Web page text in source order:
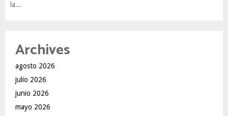
la...
Archives
agosto 2026
julio 2026
junio 2026
mayo 2026